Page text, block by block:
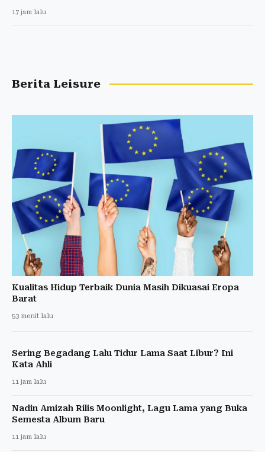
17 jam lalu
Berita Leisure
Kualitas Hidup Terbaik Dunia Masih Dikuasai Eropa
Barat
53 menit lalu
Sering Begadang Lalu Tidur Lama Saat Libur? Ini
Kata Ahli
11 jam lalu
Nadin Amizah Rilis Moonlight, Lagu Lama yang Buka
Semesta Album Baru
11 jam lalu